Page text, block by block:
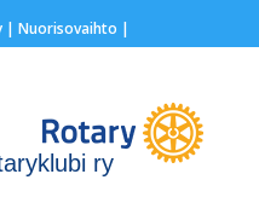
| Nuorisovaihto |
ry